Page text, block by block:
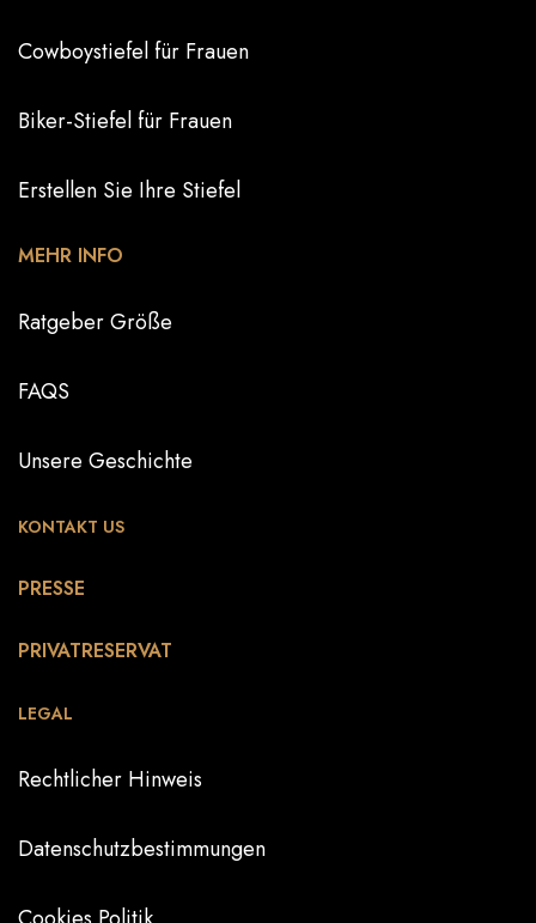
Cowboystiefel für Frauen
Biker-Stiefel für Frauen
Erstellen Sie Ihre Stiefel
MEHR INFO
Ratgeber Größe
FAQS
Unsere Geschichte
KONTAKT US
PRESSE
PRIVATRESERVAT
LEGAL
Rechtlicher Hinweis
Datenschutzbestimmungen